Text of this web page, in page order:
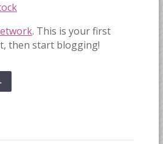
. This is your first
then start blogging!